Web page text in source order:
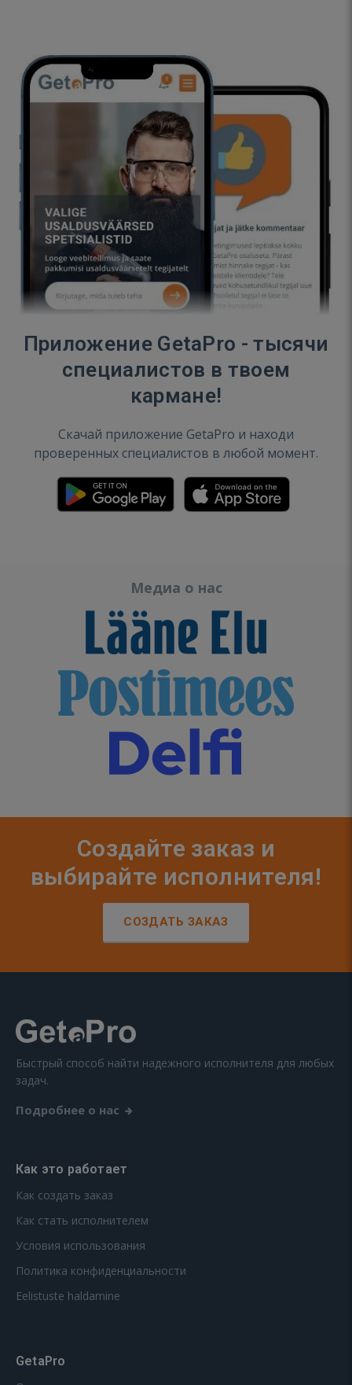
Приложение GetaPro - тысячи
специалистов в твоем
кармане!
Скачай приложение GetaPro и находи
проверенных специалистов в любой момент.
Медиа о нас
Создайте заказ и
выбирайте исполнителя!
СОЗДАТЬ ЗАКАЗ
Быстрый способ найти надежного исполнителя для любых
задач.
Подробнее о нас
Как это работает
Как создать заказ
Как стать исполнителем
Условия использования
Политика конфиденциальности
Eelistuste haldamine
GetaPro